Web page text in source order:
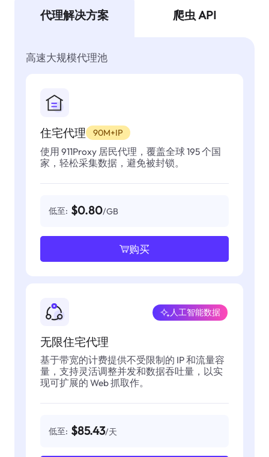
代理解决方案 爬虫 API
高速大规模代理池
住宅代理 90M+IP
使用 911Proxy 居民代理，覆盖全球 195 个国
家，轻松采集数据，避免被封锁。
低至: $0.80/GB
购买
无限住宅代理
人工智能数据
基于带宽的计费提供不受限制的 IP 和流量容
量，支持灵活调整并发和数据吞吐量，以实
现可扩展的 Web 抓取作。
低至: $85.43/天